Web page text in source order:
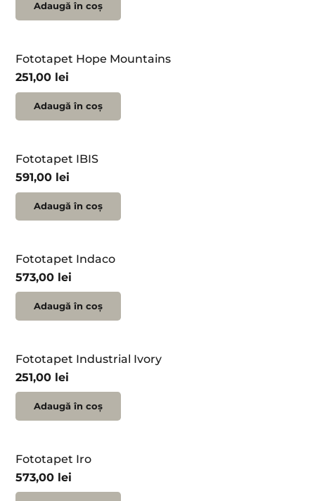
Adaugă în coș
Fototapet Hope Mountains
251,00 lei
Adaugă în coș
Fototapet IBIS
591,00 lei
Adaugă în coș
Fototapet Indaco
573,00 lei
Adaugă în coș
Fototapet Industrial Ivory
251,00 lei
Adaugă în coș
Fototapet Iro
573,00 lei